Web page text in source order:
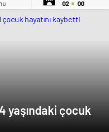
02
00
yaşındaki çocuk